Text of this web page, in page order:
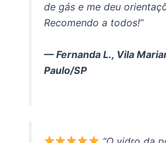
de gás e me deu
Recomendo a todos!”
— Fernanda L., Vila
Paulo/SP